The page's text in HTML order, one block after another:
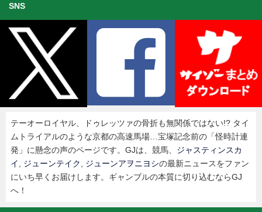
SNS
テーオーロイヤル、ドゥレッツァの骨折も無関係ではない!? タイ
ムトライアルのような京都の高速馬場…宝塚記念前の「怪時計連
発」に懸念の声のページです。GJは、競馬、 ジャスティンスカ
イ
ジューンテイク ジューンアヲニヨシの最新ニュースをファン
にいち早くお届けします。ギャンブルの本質に切り込むならGJ
へ！